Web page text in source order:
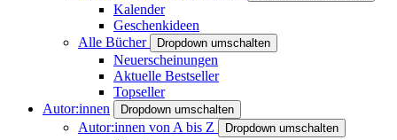
Kalender
Geschenkideen
Alle Bücher
Dropdown umschalten
Neuerscheinungen
Aktuelle Bestseller
Topseller
Autor:innen
Dropdown umschalten
Autor:innen von A bis Z Dropdown umschalten